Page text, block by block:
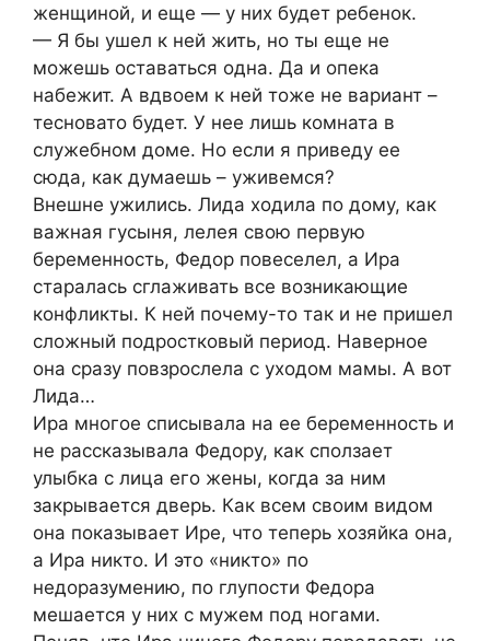
женщиной, и еще — у них будет ребенок.
— Я бы ушел к ней жить, но ты еще не
можешь оставаться одна. Да и опека
набежит. А вдвоем к ней тоже не вариант –
тесновато будет. У нее лишь комната в
служебном доме. Но если я приведу ее
сюда, как думаешь – уживемся?
Внешне ужились. Лида ходила по дому, как
важная гусыня, лелея свою первую
беременность, Федор повеселел, а Ира
старалась сглаживать все возникающие
конфликты. К ней почему-то так и не пришел
сложный подростковый период. Наверное
она сразу повзрослела с уходом мамы. А вот
Лида…
Ира многое списывала на ее беременность и
не рассказывала Федору, как сползает
улыбка с лица его жены, когда за ним
закрывается дверь. Как всем своим видом
она показывает Ире, что теперь хозяйка она,
а Ира никто. И это «никто» по
недоразумению, по глупости Федора
мешается у них с мужем под ногами.